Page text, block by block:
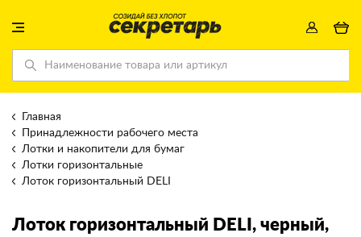
Главная
Принадлежности рабочего места
Лотки и накопители для бумаг
Лотки горизонтальные
Лоток горизонтальный DELI
Лоток горизонтальный DELI , черный,